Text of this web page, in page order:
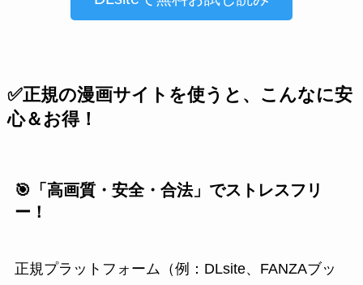
✅正規の漫画サイトを使うと、こんなに安
心＆お得！
🎯「高画質・安全・合法」でストレスフリ
ー！
正規プラットフォーム（例：DLsite、FANZAブッ